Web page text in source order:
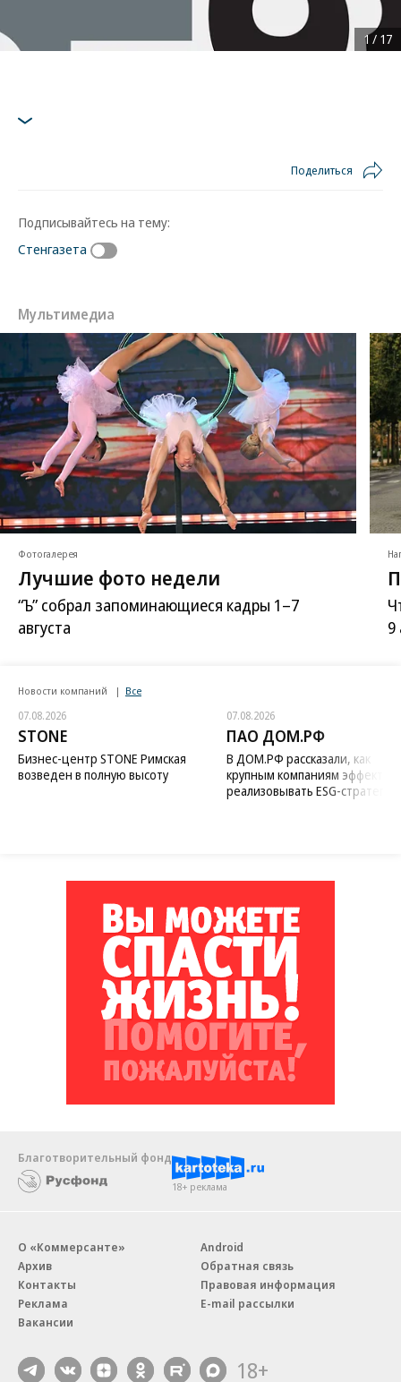
1/ 17
Поделиться
Подписывайтесь на тему:
Стенгазета
Мультимедиа
Фотогалерея
Лучшие фото недели
“Ъ” собрал запоминающиеся кадры 1–7
августа
9
Новости компаний Все
07.08.2026
STONE
Бизнес-центр STONE Римская
возведен в полную высоту
07.08.2026
ПАО ДОМ.РФ
В ДОМ.РФ рассказали, как
крупным компаниям
реализовывать ESG-стратегию
Благотворительный фонд
18+ реклама
О «Коммерсанте»
Архив
Контакты
Реклама
Вакансии
Android
Обратная связь
Правовая информация
E-mail рассылки
18+